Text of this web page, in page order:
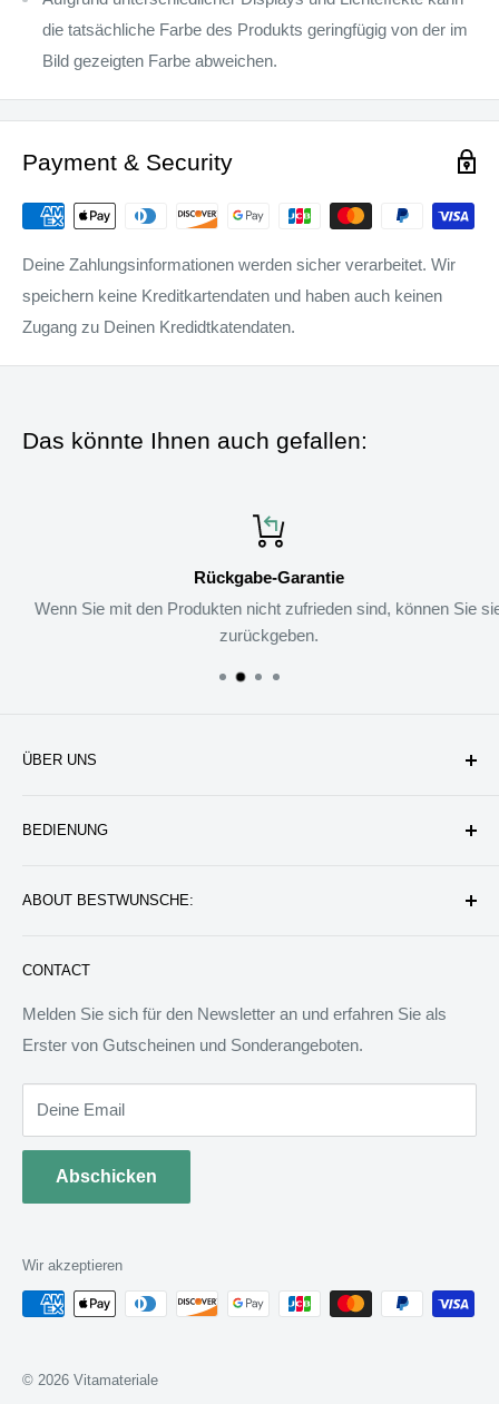
die tatsächliche Farbe des Produkts geringfügig von der im
Bild gezeigten Farbe abweichen.
Payment & Security
Deine Zahlungsinformationen werden sicher verarbeitet. Wir
speichern keine Kreditkartendaten und haben auch keinen
Zugang zu Deinen Kredidtkatendaten.
Das könnte Ihnen auch gefallen:
Rückgabe-Garantie
Wenn Sie mit den Produkten nicht zufrieden sind, können Sie sie
zurückgeben.
ÜBER UNS
Datenschutzerklärung
Service & Verpflichtung
BEDIENUNG
Versand & Bearbeitung
CONTACT
Melden Sie sich für den Newsletter an und erfahren Sie als
Erster von Gutscheinen und Sonderangeboten.
Deine Email
Abschicken
ABOUT BESTWUNSCHE:
finden, die das Leben besser machen können. Wir werden
allen Menschen auf der Welt besondere Dinge anbieten.
Wir sind bereit, jedem zu helfen, ein ideales Tagebuch zu
Wir akzeptieren
© 2026 Vitamateriale